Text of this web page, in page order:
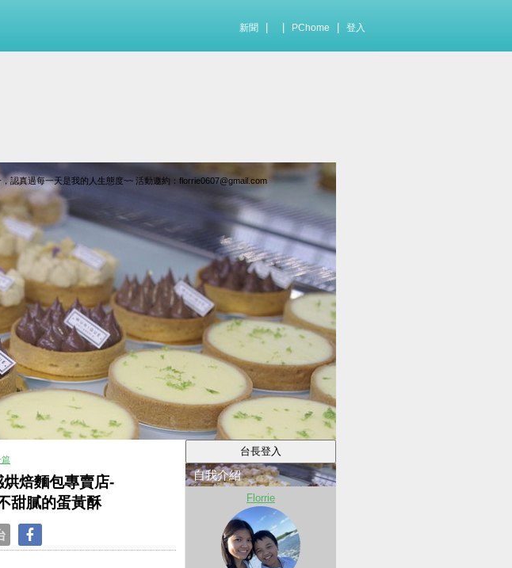
新聞 PChome 登入
認真過每一天是我的人生態度~~ 活動邀約：florrie0607@gmail.com
篇
焙麵包專賣店-
甜膩的蛋黃酥
自我介紹
Florrie